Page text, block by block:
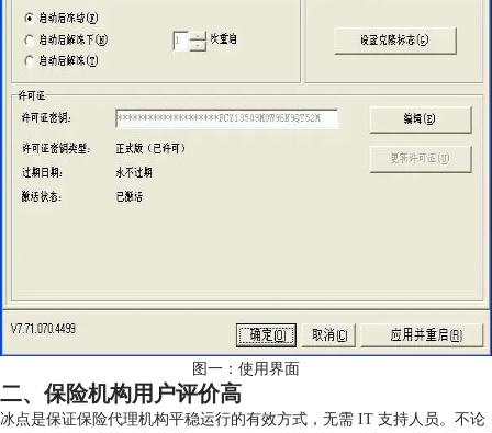
图一：使用界面
二、保险机构用户评价高
冰点是保证保险代理机构平稳运行的有效方式，无需 IT 支持人员。不论